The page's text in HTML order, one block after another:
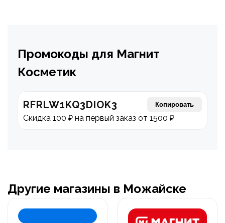
Промокоды для Магнит
Косметик
RFRLW1KQ3DIOK3 Копировать
Скидка 100 ₽ на первый заказ от 1500 ₽
Другие магазины в Можайске